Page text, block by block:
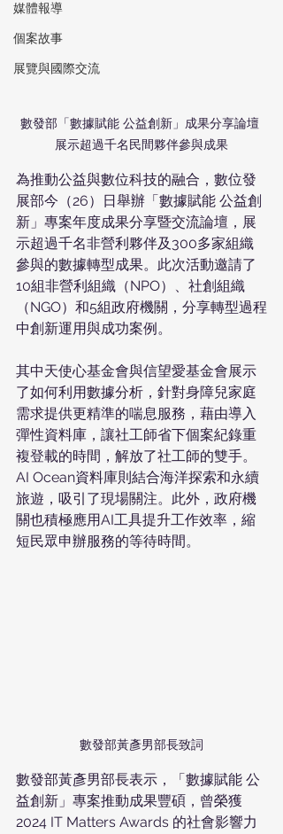
媒體報導
個案故事
展覽與國際交流
數發部「數據賦能 公益創新」成果分享論壇
展示超過千名民間夥伴參與成果
為推動公益與數位科技的融合，數位發
展部今（26）日舉辦「數據賦能 公益創
新」專案年度成果分享暨交流論壇，展
示超過千名非營利夥伴及300多家組織
參與的數據轉型成果。此次活動邀請了
10組非營利組織（NPO）、社創組織
（NGO）和5組政府機關，分享轉型過程
中創新運用與成功案例。
其中天使心基金會與信望愛基金會展示
了如何利用數據分析，針對身障兒家庭
需求提供更精準的喘息服務，藉由導入
彈性資料庫，讓社工師省下個案紀錄重
複登載的時間，解放了社工師的雙手。
AI Ocean資料庫則結合海洋探索和永續
旅遊，吸引了現場關注。此外，政府機
關也積極應用AI工具提升工作效率，縮
短民眾申辦服務的等待時間。
數發部黃彥男部長致詞
數發部黃彥男部長表示，「數據賦能 公
益創新」專案推動成果豐碩，曾榮獲
2024 IT Matters Awards 的社會影響力